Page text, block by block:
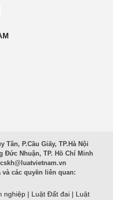
Tân, P.Cầu Giấy, TP.Hà Nội
Đức Nhuận, TP. Hồ Chí Minh
cskh@luatvietnam.vn
các quyền liên quan:
nghiệp | Luật Đất đai | Luật